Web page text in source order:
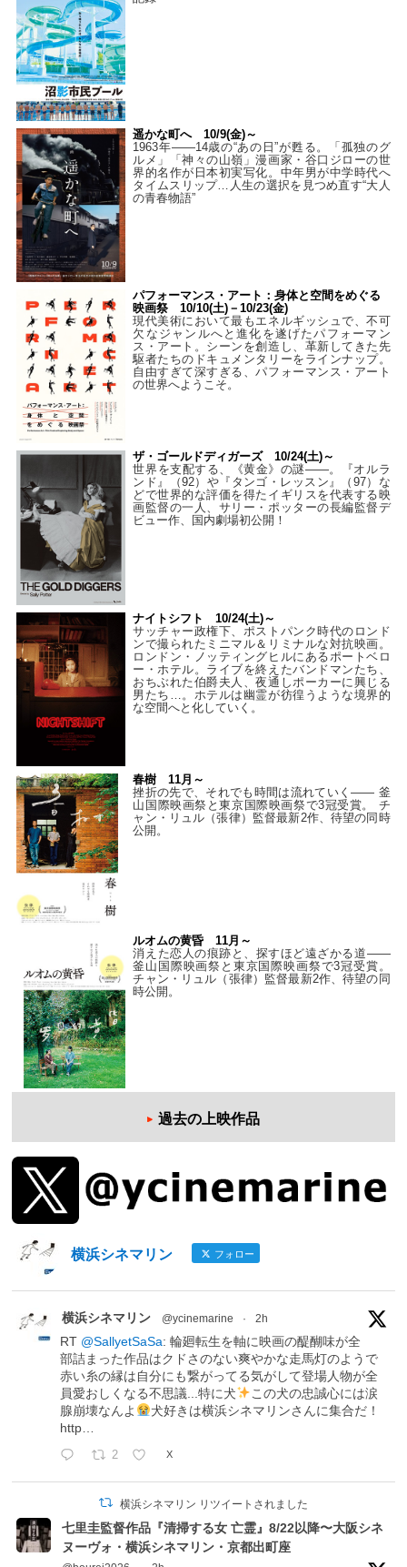
遥かな町へ 10/9(金)～
1963年――14歳の“あの日”が甦る。「孤独のグ
ルメ」「神々の山嶺」漫画家・谷口ジローの世
界的名作が日本初実写化。中年男が中学時代へ
タイムスリップ…人生の選択を見つめ直す“大人
の青春物語”
パフォーマンス・アート：身体と空間をめぐる
映画祭 10/10(土)－10/23(金)
現代美術において最もエネルギッシュで、不可
欠なジャンルへと進化を遂げたパフォーマン
ス・アート。シーンを創造し、革新してきた先
駆者たちのドキュメンタリーをラインナップ。
自由すぎて深すぎる、パフォーマンス・アート
の世界へようこそ。
ザ・ゴールドディガーズ 10/24(土)～
世界を支配する、《黄金》の謎――。『オルラ
ンド』（92）や『タンゴ・レッスン』（97）な
どで世界的な評価を得たイギリスを代表する映
画監督の一人、サリー・ポッターの長編監督デ
ビュー作、国内劇場初公開！
ナイトシフト 10/24(土)～
サッチャー政権下、ポストパンク時代のロンド
ンで撮られたミニマル＆リミナルな対抗映画。
ロンドン・ノッティングヒルにあるポートベロ
ー・ホテル。ライブを終えたバンドマンたち、
おちぶれた伯爵夫人、夜通しポーカーに興じる
男たち…。ホテルは幽霊が彷徨うような境界的
な空間へと化していく。
春樹 11月～
挫折の先で、それでも時間は流れていく—— 釜
山国際映画祭と東京国際映画祭で3冠受賞。 チ
ャン・リュル（張律）監督最新2作、待望の同時
公開。
ルオムの黄昏 11月～
消えた恋人の痕跡と、探すほど遠ざかる道——
釜山国際映画祭と東京国際映画祭で3冠受賞。
チャン・リュル（張律）監督最新2作、待望の同
時公開。
過去の上映作品
横浜シネマリン フォロー
横浜シネマリン @ycinemarine · 2h
RT @SallyetSaSa: 輪廻転生を軸に映画の醍醐味が全
部詰まった作品はクドさのない爽やかな走馬灯のようで
赤い糸の縁は自分にも繋がってる気がして登場人物が全
員愛おしくなる不思議...特に犬
この犬の忠誠心には涙
腺崩壊なんよ
犬好きは横浜シネマリンさんに集合だ！
http…
2 X
横浜シネマリン リツイートされました
七里圭監督作品『清掃する女 亡霊』8/22以降〜大阪シネ
ヌーヴォ・横浜シネマリン・京都出町座